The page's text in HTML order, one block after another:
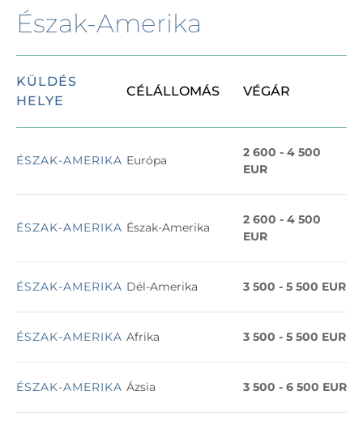
Észak-Amerika
KÜLDÉS
HELYE
CÉLÁLLOMÁS VÉGÁR
ÉSZAK-AMERIKA Európa
2 600 - 4 500
EUR
ÉSZAK-AMERIKA Észak-Amerika
2 600 - 4 500
EUR
ÉSZAK-AMERIKA Dél-Amerika 3 500 - 5 500 EUR
ÉSZAK-AMERIKA Afrika 3 500 - 5 500 EUR
ÉSZAK-AMERIKA Ázsia 3 500 - 6 500 EUR